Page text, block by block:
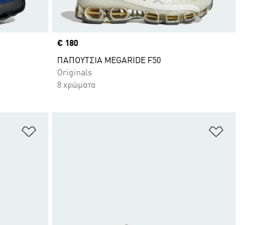
Price
€ 180
ΠΑΠΟΥΤΣΙΑ MEGARIDE F50
Originals
8 χρώματα